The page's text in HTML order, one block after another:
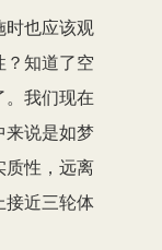
时也应该观
知道了空
我们现在
来说是如梦
质性，远离
近三轮体